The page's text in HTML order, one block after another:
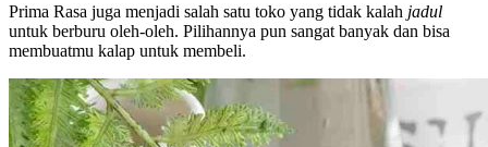
Prima Rasa juga menjadi salah satu toko yang tidak kalah jadul
untuk berburu oleh-oleh. Pilihannya pun sangat banyak dan bisa
membuatmu kalap untuk membeli.